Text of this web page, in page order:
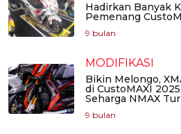
Hadirkan Banyak
Pemenang
9 bulan
MODIFIKASI
Bikin Melongo,
di CustoMAXI
Seharga NMAX
9 bulan